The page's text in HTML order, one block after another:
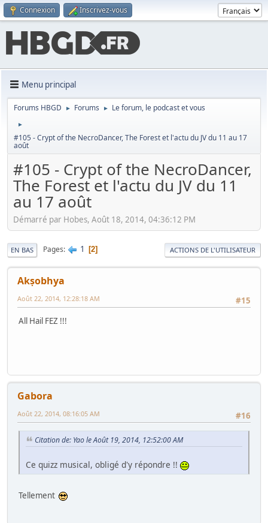
Connexion Inscrivez-vous
Menu principal
Forums HBGD ► Forums ► Le forum, le podcast et vous
►
#105 - Crypt of the NecroDancer, The Forest et l'actu du JV du 11 au 17
août
#105 - Crypt of the NecroDancer,
The Forest et l'actu du JV du 11
au 17 août
Démarré par Hobes, Août 18, 2014, 04:36:12 PM
EN BAS Pages 1 2 ACTIONS DE L'UTILISATEUR
Akṣobhya
#15
Août 22, 2014, 12:28:18 AM
All Hail FEZ !!!
Gabora
#16
Août 22, 2014, 08:16:05 AM
Citation de: Yao le Août 19, 2014, 12:52:00 AM
Ce quizz musical, obligé d'y répondre !!
Tellement